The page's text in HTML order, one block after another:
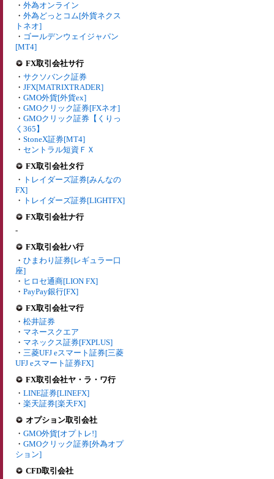
・ 外為オンライン
・ 外為どっとコム[外貨ネクス
トネオ]
・ ゴールデンウェイジャパン
[MT4]
FX取引会社サ行
・ サクソバンク証券
・ JFX[MATRIXTRADER]
・ GMO外貨[外貨ex]
・ GMOクリック証券[FXネオ]
・ GMOクリック証券【くりっ
く365】
・ StoneX証券[MT4]
・ セントラル短資ＦＸ
FX取引会社タ行
・ トレイダーズ証券[みんなの
FX]
・ トレイダーズ証券[LIGHTFX]
FX取引会社ナ行
-
FX取引会社ハ行
・ ひまわり証券[レギュラー口
座]
・ ヒロセ通商[LION FX]
・ PayPay銀行[FX]
FX取引会社マ行
・ 松井証券
・ マネースクエア
・ マネックス証券[FXPLUS]
・ 三菱UFJ eスマート証券[三菱
UFJ eスマート証券FX]
FX取引会社ヤ・ラ・ワ行
・ LINE証券[LINEFX]
・ 楽天証券[楽天FX]
オプション取引会社
・ GMO外貨[オプトレ!]
・ GMOクリック証券[外為オプ
ション]
CFD取引会社